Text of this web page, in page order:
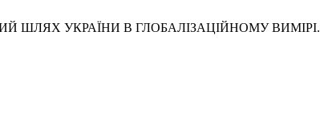
ШЛЯХ УКРАЇНИ В ГЛОБАЛІЗАЦІЙНОМУ ВИМІРІ.